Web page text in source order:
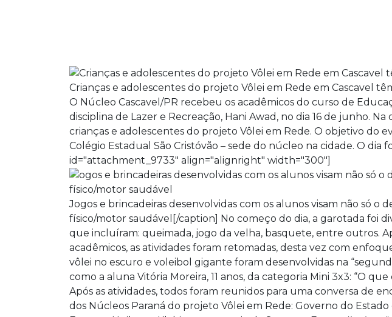
Crianças e adolescentes do projeto Vôlei em Rede em Cascavel
O Núcleo Cascavel/PR recebeu os acadêmicos do curso de
disciplina de Lazer e Recreação, Hani Awad, no dia 16 de junho.
crianças e adolescentes do projeto Vôlei em Rede. O objetivo do
Colégio Estadual São Cristóvão – sede do núcleo na cidade. O
id="attachment_9733" align="alignright" width="300"]
Jogos e brincadeiras desenvolvidas com os alunos visam não só
físico/motor saudável[/caption] No começo do dia, a garotada foi
que incluíram: queimada, jogo da velha, basquete, entre outros.
acadêmicos, as atividades foram retomadas, desta vez com
vôlei no escuro e voleibol gigante foram desenvolvidas na
como a aluna Vitória Moreira, 11 anos, da categoria Mini 3x3: “O
Após as atividades, todos foram reunidos para uma conversa de
dos Núcleos Paraná do projeto Vôlei em Rede: Governo do